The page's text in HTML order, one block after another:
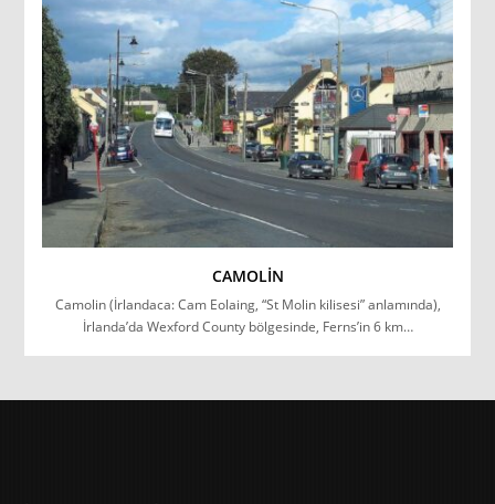
CAMOLIN
Camolin (İrlandaca: Cam Eolaing, “St Molin kilisesi” anlamında),
İrlanda’da Wexford County bölgesinde, Ferns’in 6 km…